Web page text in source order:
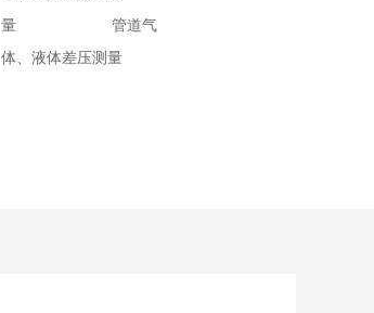
量 管道气
体、液体差压测量